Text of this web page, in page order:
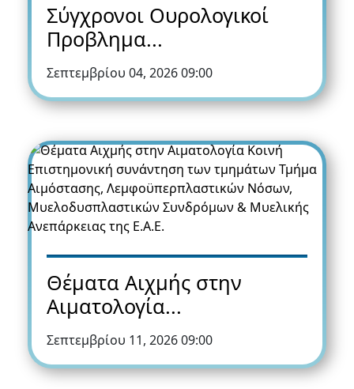
Σύγχρονοι Ουρολογικοί
Προβλημα...
Σεπτεμβρίου 04, 2026 09:00
Θέματα Αιχμής στην
Αιματολογία...
Σεπτεμβρίου 11, 2026 09:00